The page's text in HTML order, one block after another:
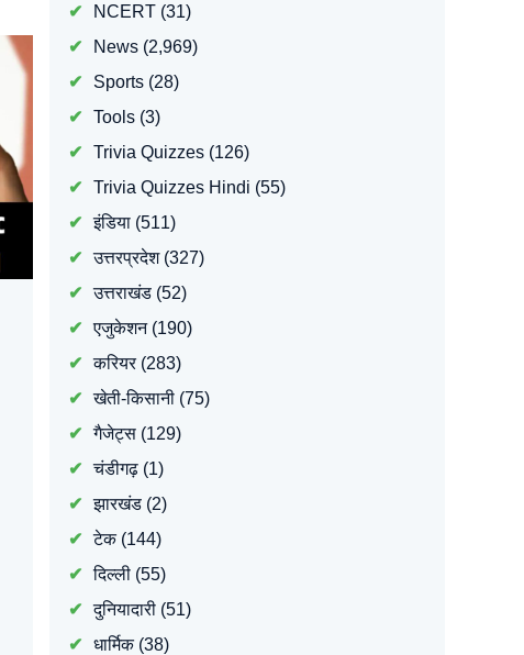
NCERT(31)
News(2,969)
Sports(28)
Tools(3)
Trivia Quizzes(126)
Trivia Quizzes Hindi (55)
इंडिया(511)
उत्तरप्रदेश(327)
उत्तराखंड(52)
एजुकेशन(190)
करियर(283)
खेती-किसानी(75)
गैजेट्स(129)
चंडीगढ़(1)
झारखंड(2)
टेक(144)
दिल्ली(55)
दुनियादारी(51)
धार्मिक(38)